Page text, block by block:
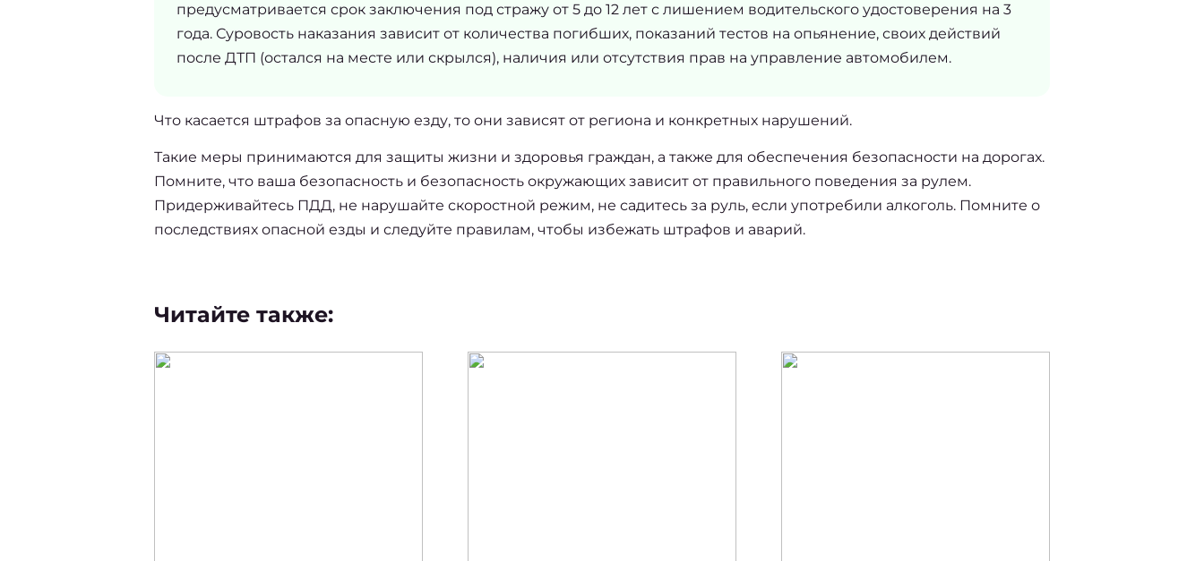
предусматривается срок заключения под стражу от 5 до 12 лет с лишением водительского удостоверения на 3
года. Суровость наказания зависит от количества погибших, показаний тестов на опьянение, своих действий
после ДТП (остался на месте или скрылся), наличия или отсутствия прав на управление автомобилем.
Что касается штрафов за опасную езду, то они зависят от региона и конкретных нарушений.
Такие меры принимаются для защиты жизни и здоровья граждан, а также для обеспечения безопасности на дорогах.
Помните, что ваша безопасность и безопасность окружающих зависит от правильного поведения за рулем.
Придерживайтесь ПДД, не нарушайте скоростной режим, не садитесь за руль, если употребили алкоголь. Помните о
последствиях опасной езды и следуйте правилам, чтобы избежать штрафов и аварий.
Читайте также: